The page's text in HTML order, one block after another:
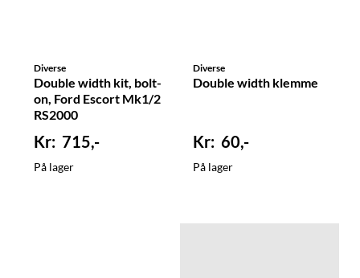
Diverse
Double width kit, bolt-
on, Ford Escort Mk1/2
RS2000
715,-
På lager
Diverse
Double width klemme
60,-
På lager